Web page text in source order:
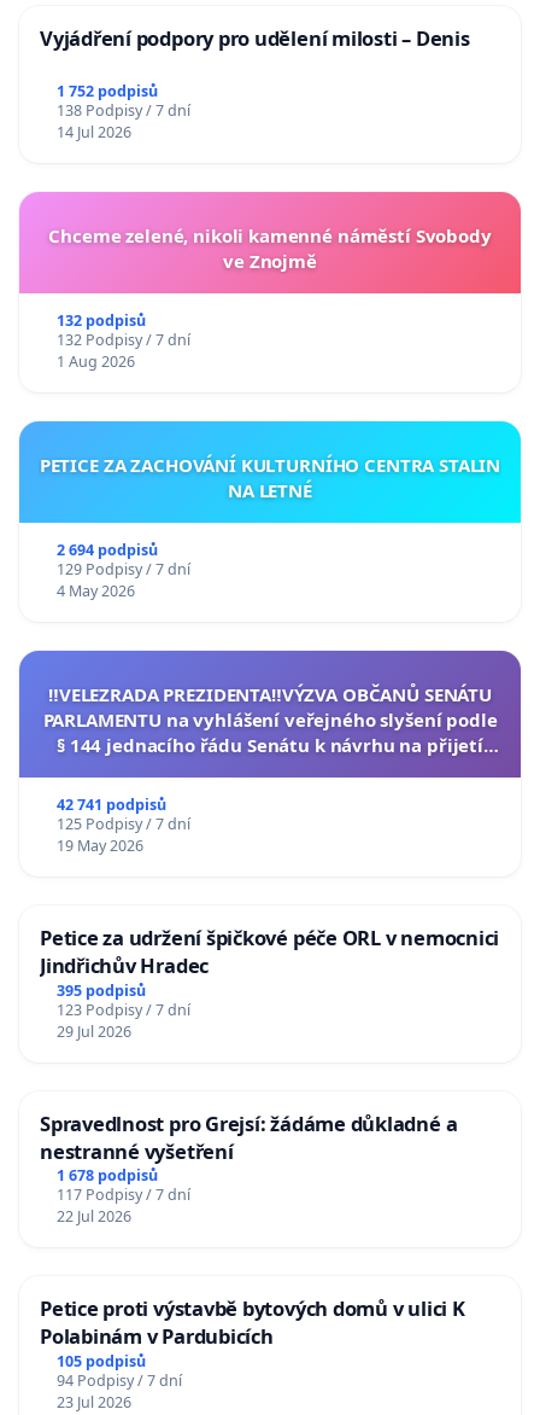
Vyjádření podpory pro udělení milosti – Denis
1 752 podpisů
138 Podpisy / 7 dní
14 Jul 2026
Chceme zelené, nikoli kamenné náměstí Svobody
ve Znojmě
132 podpisů
132 Podpisy / 7 dní
1 Aug 2026
PETICE ZA ZACHOVÁNÍ KULTURNÍHO CENTRA STALIN
NA LETNÉ
2 694 podpisů
129 Podpisy / 7 dní
4 May 2026
‼️VELEZRADA PREZIDENTA‼️VÝZVA OBČANŮ SENÁTU
PARLAMENTU na vyhlášení veřejného slyšení podle
§ 144 jednacího řádu Senátu k návrhu na přijetí
42 741 podpisů
125 Podpisy / 7 dní
19 May 2026
Petice za udržení špičkové péče ORL v nemocnici
Jindřichův Hradec
395 podpisů
123 Podpisy / 7 dní
29 Jul 2026
Spravedlnost pro Grejsí: žádáme důkladné a
nestranné vyšetření
1 678 podpisů
117 Podpisy / 7 dní
22 Jul 2026
Petice proti výstavbě bytových domů v ulici K
Polabinám v Pardubicích
105 podpisů
94 Podpisy / 7 dní
23 Jul 2026